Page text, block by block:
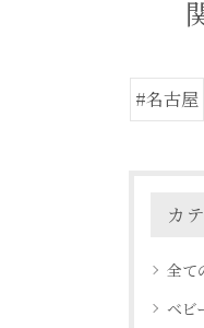
#名古屋
カ
全て
ベビ